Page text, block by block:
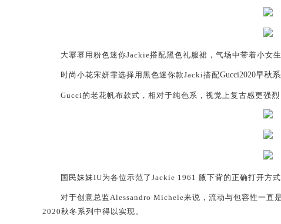
大幂幂用粉色迷你Jackie搭配黑色礼服裙，气场中带着小女
时尚小花宋妍霏选择用 黑色迷你款Jacki搭配Gucci2020早秋
Gucci的老花帆布款式，相对于纯色系， 视觉上复古感更强烈
国民妹妹IU为各位示范了 Jackie 1961 腋下背的正确打开方
对于创意总监Alessandro Michele来说 ， 流动与包容性一直
2020秋冬系列中得以实现。